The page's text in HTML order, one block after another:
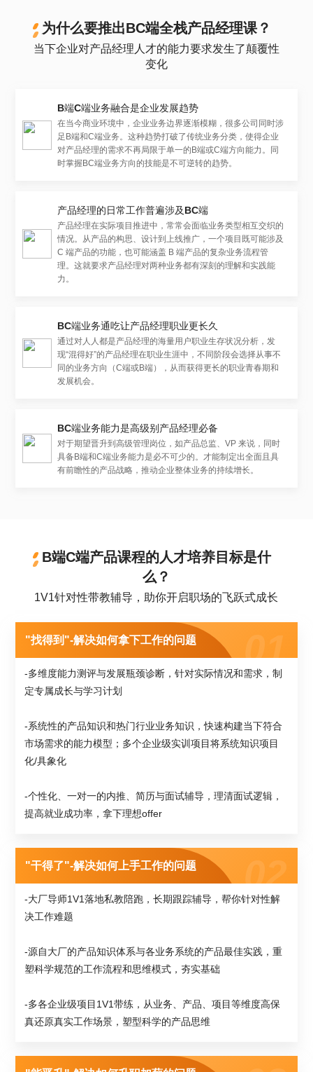
为什么要推出BC端全栈产品经理课？
当下企业对产品经理人才的能力要求发生了颠覆性
变化
B端C端业务融合是企业发展趋势
在当今商业环境中，企业业务边界逐渐模糊，很多公司同时涉
足B端和C端业务。这种趋势打破了传统业务分类，使得企业
对产品经理的需求不再局限于单一的B端或C端方向能力。同
时掌握BC端业务方向的技能是不可逆转的趋势。
产品经理的日常工作普遍涉及BC端
产品经理在实际项目推进中，常常会面临业务类型相互交织的
情况。从产品的构思、设计到上线推广，一个项目既可能涉及
C 端产品的功能，也可能涵盖 B 端产品的复杂业务流程管
理。这就要求产品经理对两种业务都有深刻的理解和实践能
力。
BC端业务通吃让产品经理职业更长久
通过对人人都是产品经理的海量用户职业生存状况分析，发
现“混得好”的产品经理在职业生涯中，不同阶段会选择从事不
同的业务方向（C端或B端），从而获得更长的职业青春期和
发展机会。
BC端业务能力是高级别产品经理必备
对于期望晋升到高级管理岗位，如产品总监、VP 来说，同时
具备B端和C端业务能力是必不可少的。才能制定出全面且具
有前瞻性的产品战略，推动企业整体业务的持续增长。
B端C端产品课程的人才培养目标是什
么？
1V1针对性带教辅导，助你开启职场的飞跃式成长
"找得到"-解决如何拿下工作的问题
-多维度能力测评与发展瓶颈诊断，针对实际情况和需求，制
定专属成长与学习计划
-系统性的产品知识和热门行业业务知识，快速构建当下符合
市场需求的能力模型；多个企业级实训项目将系统知识项目
化/具象化
-个性化、一对一的内推、简历与面试辅导，理清面试逻辑，
提高就业成功率，拿下理想offer
"干得了"-解决如何上手工作的问题
-大厂导师1V1落地私教陪跑，长期跟踪辅导，帮你针对性解
决工作难题
-源自大厂的产品知识体系与各业务系统的产品最佳实践，重
塑科学规范的工作流程和思维模式，夯实基础
-多各企业级项目1V1带练，从业务、产品、项目等维度高保
真还原真实工作场景，塑型科学的产品思维